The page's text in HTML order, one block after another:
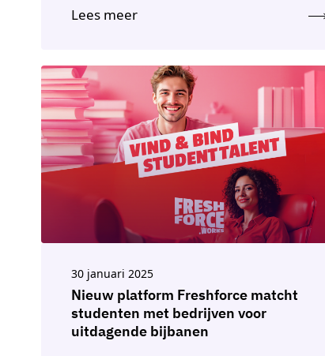
Lees meer
Nieuw platform Freshforce matcht
studenten met bedrijven voor
uitdagende bijbanen
30 januari 2025